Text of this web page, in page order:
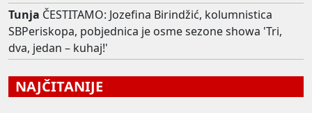
Tunja ČESTITAMO: Jozefina Birindžić, kolumnistica
SBPeriskopa, pobjednica je osme sezone showa 'Tri,
dva, jedan – kuhaj!'
NAJČITANIJE